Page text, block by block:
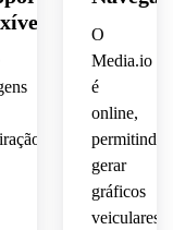
noturna
superfície
textura
fosca
visual
durável,
painéis
O
Media.io
é
online,
permitindo
gerar
gráficos
veiculares